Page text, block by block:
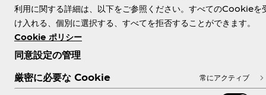
© 2026 The Coca‑Cola Company. All rights
reserved.
利用に関する詳細は、以下をご参照ください。すべてのCookieを
け入れる、個別に選択する、すべてを拒否することができます。
Cookie ポリシー
同意設定の管理
厳密に必要な Cookie
常にアクティブ